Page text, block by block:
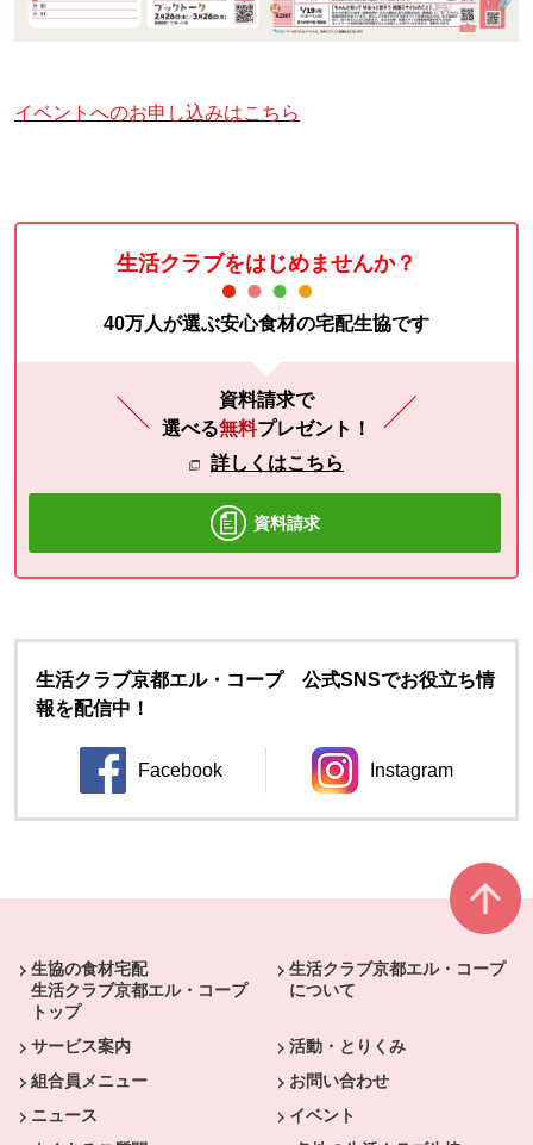
イベントへのお申し込みはこちら
生活クラブをはじめませんか？
40万人が選ぶ安心食材の宅配生協です
資料請求で
選べる無料プレゼント！
詳しくはこちら
資料請求
生活クラブ京都エル・コープ 公式SNSでお役立ち情
報を配信中！
Facebook
別のウィンドウで開きます。
Instagram
別のウィンドウ
生協の食材宅配
生活クラブ京都エル・コープ
トップ
生活クラブ京都エル・コープ
について
サービス案内
活動・とりくみ
組合員メニュー
お問い合わせ
ニュース
イベント